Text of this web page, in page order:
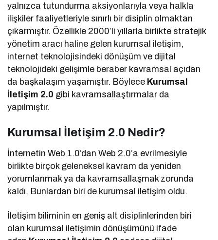
yalnızca tutundurma aksiyonlarıyla veya halkla
ilişkiler faaliyetleriyle sınırlı bir disiplin olmaktan
çıkarmıştır. Özellikle 2000’li yıllarla birlikte stratejik
yönetim aracı haline gelen kurumsal iletişim,
internet teknolojisindeki dönüşüm ve dijital
teknolojideki gelişimle beraber kavramsal açıdan
da başkalaşım yaşamıştır. Böylece Kurumsal
İletişim 2.0 gibi kavramsallaştırmalar da
yapılmıştır.
Kurumsal İletişim 2.0 Nedir?
İnternetin Web 1.0’dan Web 2.0’a evrilmesiyle
birlikte birçok geleneksel kavram da yeniden
yorumlanmak ya da kavramsallaşmak zorunda
kaldı. Bunlardan biri de kurumsal iletişim oldu.
İletişim biliminin en geniş alt disiplinlerinden biri
olan kurumsal iletişimin dönüşümünü ifade